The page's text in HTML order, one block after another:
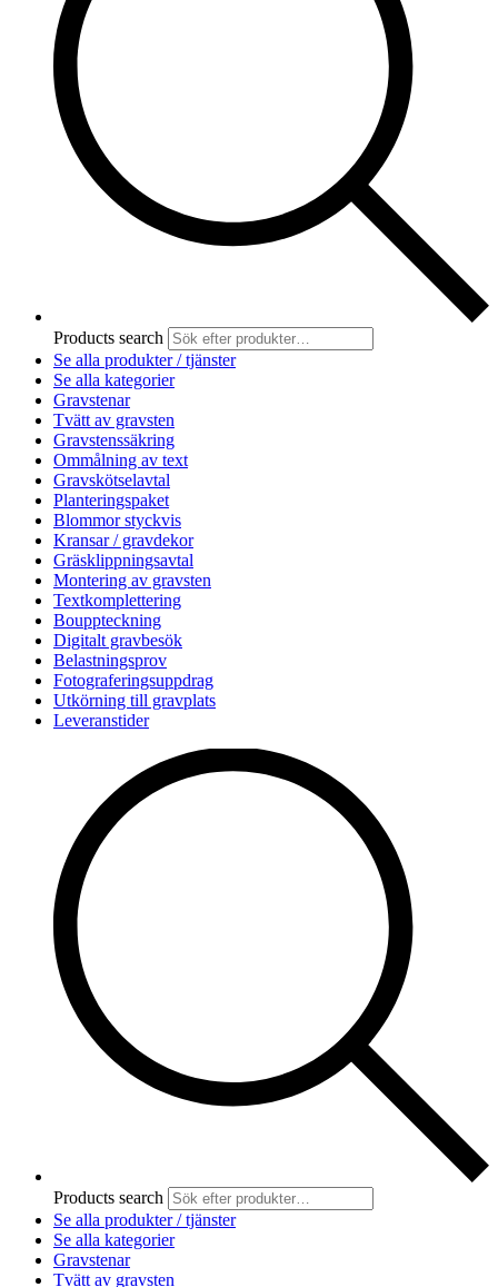
Products search
Se alla produkter / tjänster
Se alla kategorier
Gravstenar
Tvätt av gravsten
Gravstenssäkring
Ommålning av text
Gravskötselavtal
Planteringspaket
Blommor styckvis
Kransar / gravdekor
Gräsklippningsavtal
Montering av gravsten
Textkomplettering
Bouppteckning
Digitalt gravbesök
Belastningsprov
Fotograferingsuppdrag
Utkörning till gravplats
Leveranstider
Products search
Se alla produkter / tjänster
Se alla kategorier
Gravstenar
Tvätt av gravsten